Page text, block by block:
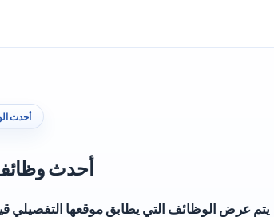
أحدث
أحدث
يتم عرض الوظائف التي يطابق موقعها التفصيلي